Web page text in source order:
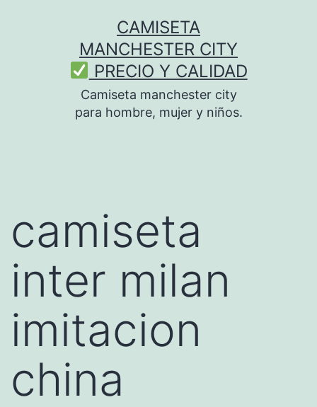
CAMISETA
MANCHESTER CITY
PRECIO Y CALIDAD
Camiseta manchester city
para hombre, mujer y niños.
camiseta
inter milan
imitacion
china